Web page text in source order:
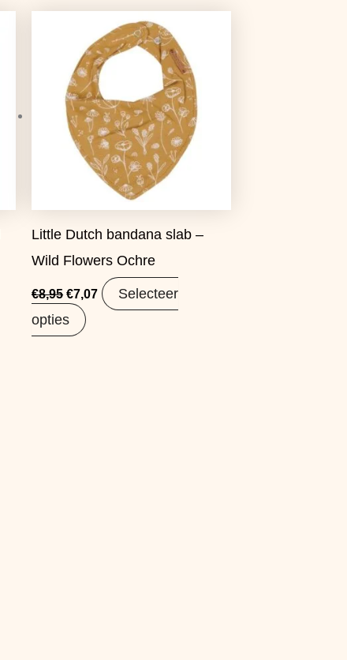
Little Dutch bandana slab –
Wild Flowers Ochre
€8,95
Oorspronkelijke
was:
€8,95.
€7,07
Huidige
prijs
is:
€7,07.
Selecteer
opties